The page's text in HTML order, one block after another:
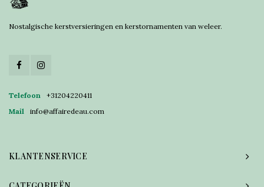
Nostalgische kerstversieringen en kerstornamenten van weleer.
Telefoon
+31204220411
Mail
info@affairedeau.com
KLANTENSERVICE